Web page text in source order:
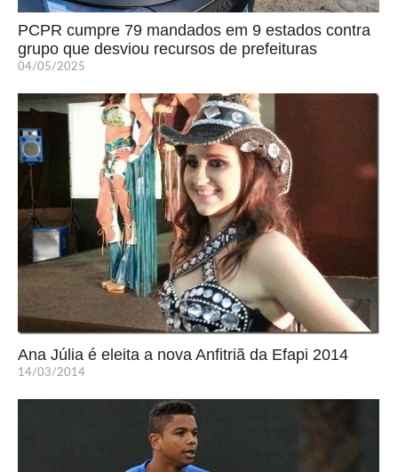
PCPR cumpre 79 mandados em 9 estados contra
grupo que desviou recursos de prefeituras
04/05/2025
Ana Júlia é eleita a nova Anfitriã da Efapi 2014
14/03/2014